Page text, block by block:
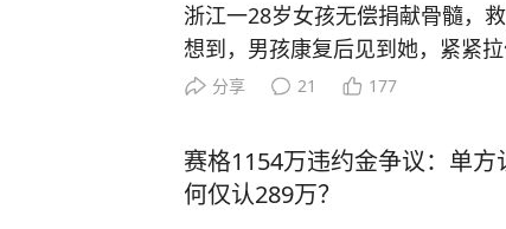
浙江一28岁女孩无偿捐献骨髓，
想到，男孩康复后见到她，紧紧
长大后一定要保护你！” 浙江杭州富阳有个姑娘，28岁那年突
的一份血样，与一名15岁白血病男孩配型
菲，1989年出生，2009年，她在
细胞捐献，顺手留下血样加入中华骨髓库。 那
分享 21 177
赛格1154万违约金争议：单
何仅认289万？